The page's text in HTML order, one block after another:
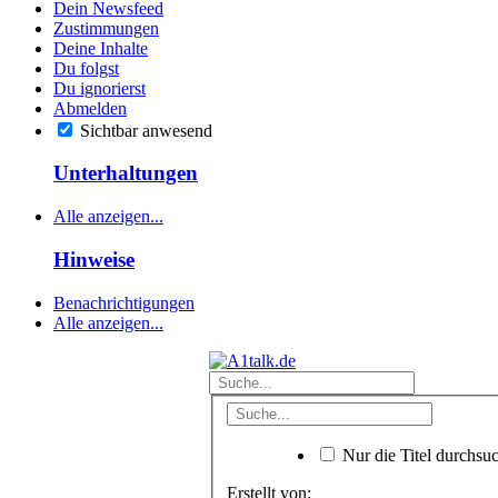
Dein Newsfeed
Zustimmungen
Deine Inhalte
Du folgst
Du ignorierst
Abmelden
Sichtbar anwesend
Unterhaltungen
Alle anzeigen...
Hinweise
Benachrichtigungen
Alle anzeigen...
Nur die Titel
Erstellt von: